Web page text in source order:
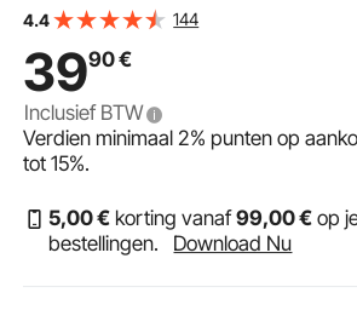
Draagvermogen 6 kg 300 ℃
4.4 144
3990€
Inclusief BTW
Verdien minimaal2% punten op
tot15%.
5,00€ korting vanaf99,00€ op
bestellingen.
Download Nu